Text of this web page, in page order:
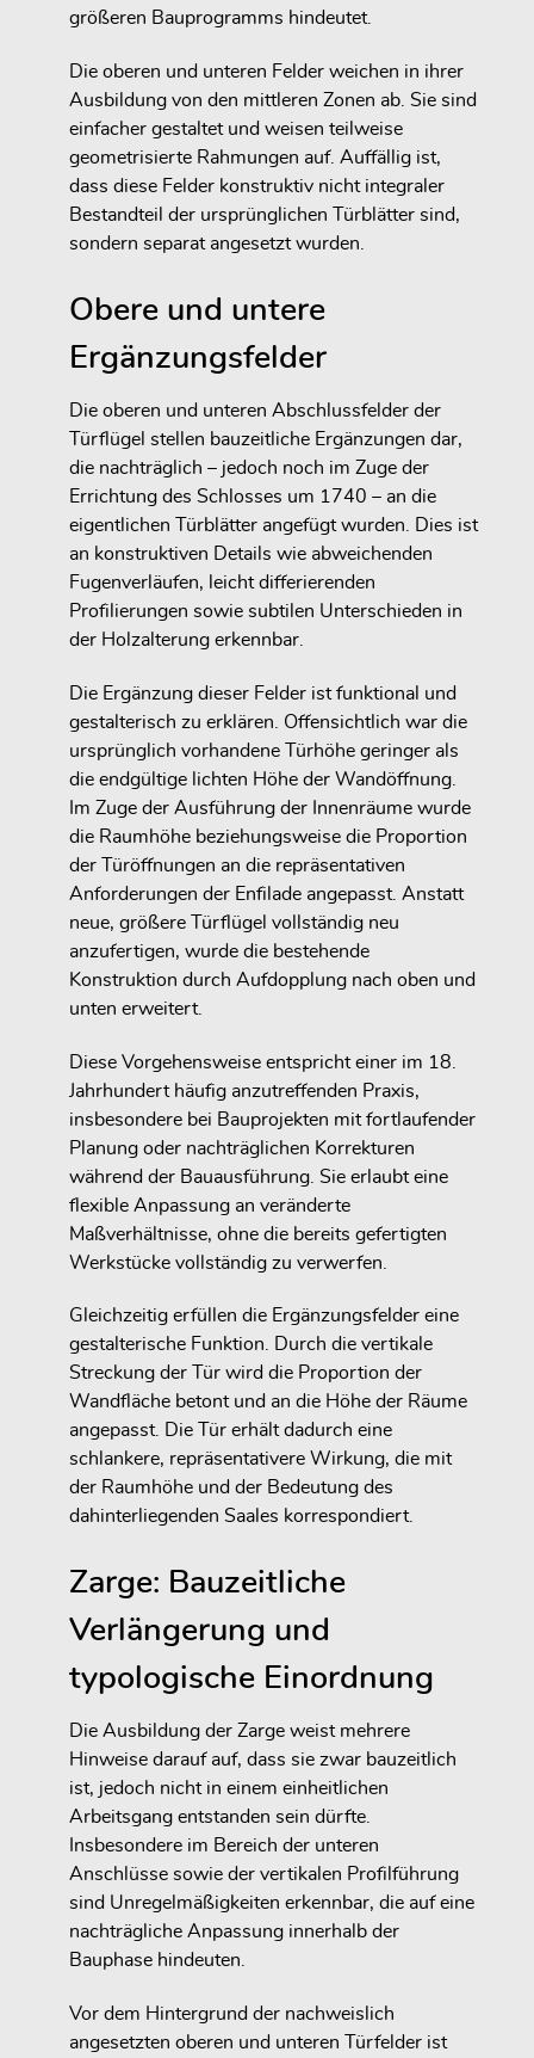
größeren Bauprogramms hindeutet.
Die oberen und unteren Felder weichen in ihrer
Ausbildung von den mittleren Zonen ab. Sie sind
einfacher gestaltet und weisen teilweise
geometrisierte Rahmungen auf. Auffällig ist,
dass diese Felder konstruktiv nicht integraler
Bestandteil der ursprünglichen Türblätter sind,
sondern separat angesetzt wurden.
Obere und untere
Ergänzungsfelder
Die oberen und unteren Abschlussfelder der
Türflügel stellen bauzeitliche Ergänzungen dar,
die nachträglich – jedoch noch im Zuge der
Errichtung des Schlosses um 1740 – an die
eigentlichen Türblätter angefügt wurden. Dies ist
an konstruktiven Details wie abweichenden
Fugenverläufen, leicht differierenden
Profilierungen sowie subtilen Unterschieden in
der Holzalterung erkennbar.
Die Ergänzung dieser Felder ist funktional und
gestalterisch zu erklären. Offensichtlich war die
ursprünglich vorhandene Türhöhe geringer als
die endgültige lichten Höhe der Wandöffnung.
Im Zuge der Ausführung der Innenräume wurde
die Raumhöhe beziehungsweise die Proportion
der Türöffnungen an die repräsentativen
Anforderungen der Enfilade angepasst. Anstatt
neue, größere Türflügel vollständig neu
anzufertigen, wurde die bestehende
Konstruktion durch Aufdopplung nach oben und
unten erweitert.
Diese Vorgehensweise entspricht einer im 18.
Jahrhundert häufig anzutreffenden Praxis,
insbesondere bei Bauprojekten mit fortlaufender
Planung oder nachträglichen Korrekturen
während der Bauausführung. Sie erlaubt eine
flexible Anpassung an veränderte
Maßverhältnisse, ohne die bereits gefertigten
Werkstücke vollständig zu verwerfen.
Gleichzeitig erfüllen die Ergänzungsfelder eine
gestalterische Funktion. Durch die vertikale
Streckung der Tür wird die Proportion der
Wandfläche betont und an die Höhe der Räume
angepasst. Die Tür erhält dadurch eine
schlankere, repräsentativere Wirkung, die mit
der Raumhöhe und der Bedeutung des
dahinterliegenden Saales korrespondiert.
Zarge: Bauzeitliche
Verlängerung und
typologische Einordnung
Die Ausbildung der Zarge weist mehrere
Hinweise darauf auf, dass sie zwar bauzeitlich
ist, jedoch nicht in einem einheitlichen
Arbeitsgang entstanden sein dürfte.
Insbesondere im Bereich der unteren
Anschlüsse sowie der vertikalen Profilführung
sind Unregelmäßigkeiten erkennbar, die auf eine
nachträgliche Anpassung innerhalb der
Bauphase hindeuten.
Vor dem Hintergrund der nachweislich
angesetzten oberen und unteren Türfelder ist